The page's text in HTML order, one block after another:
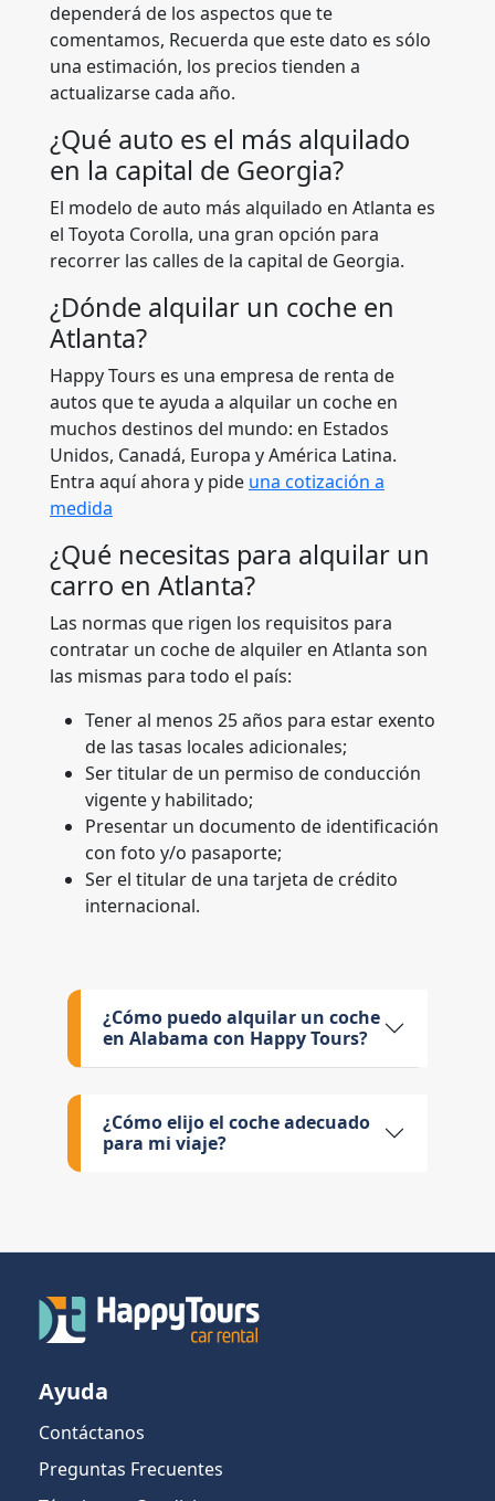
dependerá de los aspectos que te
comentamos, Recuerda que este dato es sólo
una estimación, los precios tienden a
actualizarse cada año.
¿Qué auto es el más alquilado
en la capital de Georgia?
El modelo de auto más alquilado en Atlanta es
el Toyota Corolla, una gran opción para
recorrer las calles de la capital de Georgia.
¿Dónde alquilar un coche en
Atlanta?
Happy Tours es una empresa de renta de
autos que te ayuda a alquilar un coche en
muchos destinos del mundo: en Estados
Unidos, Canadá, Europa y América Latina.
Entra aquí ahora y pide una cotización a
medida
¿Qué necesitas para alquilar un
carro en Atlanta?
Las normas que rigen los requisitos para
contratar un coche de alquiler en Atlanta son
las mismas para todo el país:
Tener al menos 25 años para estar exento
de las tasas locales adicionales;
Ser titular de un permiso de conducción
vigente y habilitado;
Presentar un documento de identificación
con foto y/o pasaporte;
Ser el titular de una tarjeta de crédito
internacional.
¿Cómo puedo alquilar un coche
en Alabama con Happy Tours?
¿Cómo elijo el coche adecuado
para mi viaje?
Ayuda
Contáctanos
Preguntas Frecuentes